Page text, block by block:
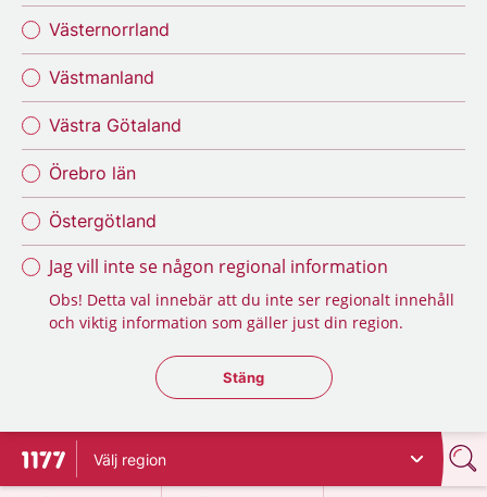
Västernorrland
Västmanland
Västra Götaland
Örebro län
Östergötland
Jag vill inte se någon regional information
Obs! Detta val innebär att du inte ser regionalt innehåll
och viktig information som gäller just din region.
Stäng regionsväljaren
Stäng
Till startsidan för 1177
Välj region
på 1177.se
på 1177.se